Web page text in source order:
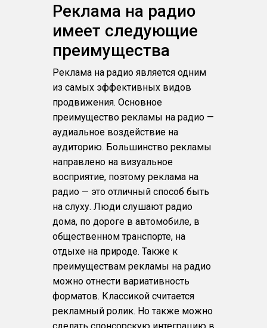
Реклама на радио
имеет следующие
преимущества
Реклама на радио является одним
из самых эффективных видов
продвижения. Основное
преимущество рекламы на радио —
аудиальное воздействие на
аудиторию. Большинство рекламы
направлено на визуальное
восприятие, поэтому реклама на
радио — это отличный способ быть
на слуху. Люди слушают радио
дома, по дороге в автомобиле, в
общественном транспорте, на
отдыхе на природе. Также к
преимуществам рекламы на радио
можно отнести вариативность
форматов. Классикой считается
рекламный ролик. Но также можно
сделать спонсорскую интеграцию в